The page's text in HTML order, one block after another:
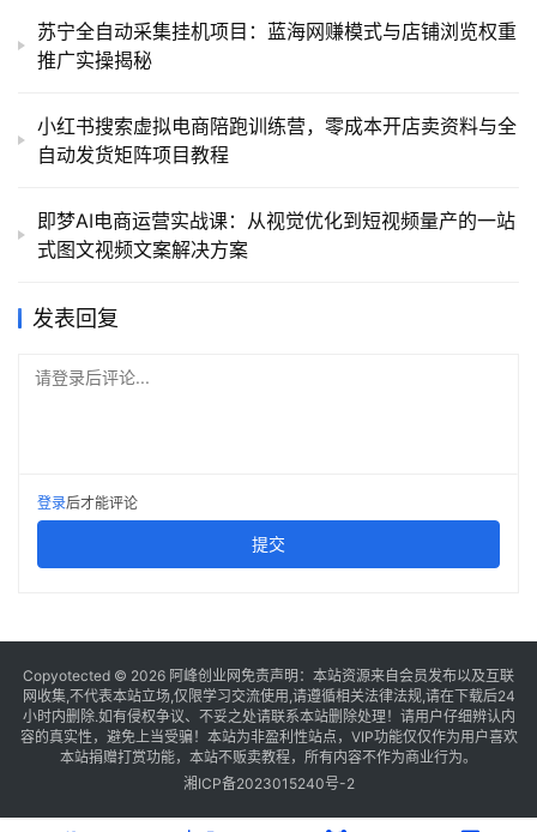
苏宁全自动采集挂机项目：蓝海网赚模式与店铺浏览权重
推广实操揭秘
小红书搜索虚拟电商陪跑训练营，零成本开店卖资料与全
自动发货矩阵项目教程
即梦AI电商运营实战课：从视觉优化到短视频量产的一站
式图文视频文案解决方案
发表回复
请登录后评论...
登录后才能评论
提交
Copyotected © 2026 阿峰创业网 免责声明：本站资源来自会员发布以及互联
网收集,不代表本站立场,仅限学习交流使用,请遵循相关法律法规,请在下载后24
小时内删除.如有侵权争议、不妥之处请联系本站删除处理！请用户仔细辨认内
容的真实性，避免上当受骗！本站为非盈利性站点，VIP功能仅仅作为用户喜欢
本站捐赠打赏功能，本站不贩卖教程，所有内容不作为商业行为。
湘ICP备2023015240号-2